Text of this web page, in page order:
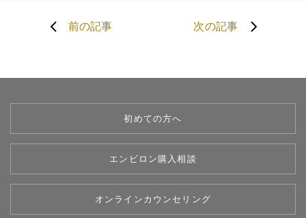
前の記事 次の記事
初めての方へ
エンビロン購入相談
オンラインカウンセリング